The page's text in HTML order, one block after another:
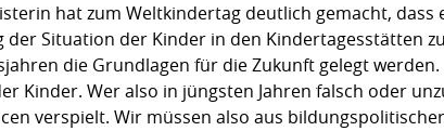
hat zum Weltkindertag deutlich gemacht,
der Situation der Kinder in den Kindertagesstätten
die Grundlagen für die Zukunft gelegt
Kinder. Wer also in jüngsten Jahren falsch oder
verspielt. Wir müssen also aus